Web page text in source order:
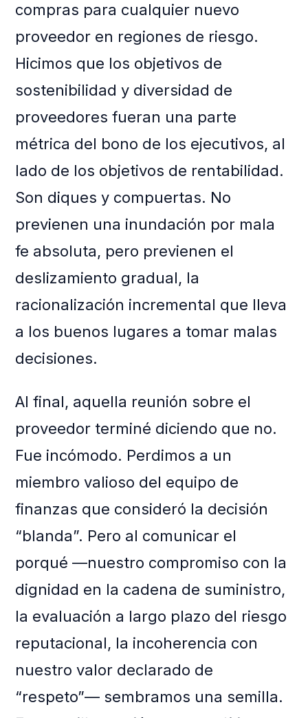
compras para cualquier nuevo
proveedor en regiones de riesgo.
Hicimos que los objetivos de
sostenibilidad y diversidad de
proveedores fueran una parte
métrica del bono de los ejecutivos, al
lado de los objetivos de rentabilidad.
Son diques y compuertas. No
previenen una inundación por mala
fe absoluta, pero previenen el
deslizamiento gradual, la
racionalización incremental que lleva
a los buenos lugares a tomar malas
decisiones.
Al final, aquella reunión sobre el
proveedor terminé diciendo que no.
Fue incómodo. Perdimos a un
miembro valioso del equipo de
finanzas que consideró la decisión
“blanda”. Pero al comunicar el
porqué —nuestro compromiso con la
dignidad en la cadena de suministro,
la evaluación a largo plazo del riesgo
reputacional, la incoherencia con
nuestro valor declarado de
“respeto”— sembramos una semilla.